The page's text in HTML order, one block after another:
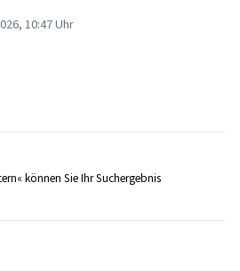
10:47 Uhr
können Sie Ihr Suchergebnis